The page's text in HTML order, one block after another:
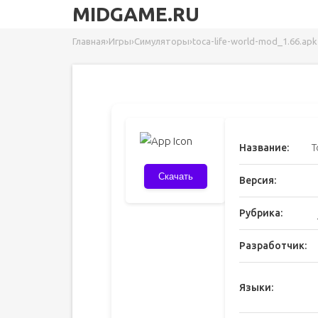
MIDGAME.RU
Главная›Игры›Симуляторы›toca-life-world-mod_1.66.apk
Скачать
Название:
Версия:
Рубрика:
Разработчик:
Языки: